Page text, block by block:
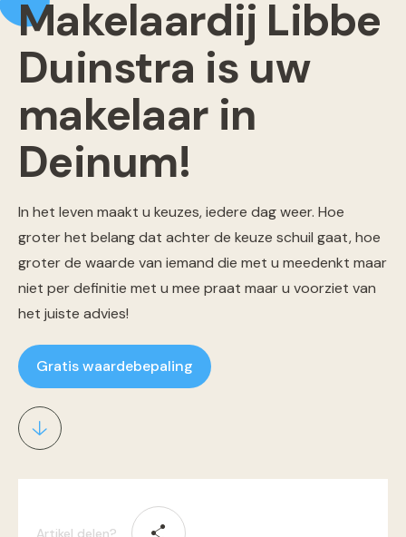
Makelaardij Libbe
Duinstra is uw
makelaar in
Deinum!
In het leven maakt u keuzes, iedere dag weer. Hoe
groter het belang dat achter de keuze schuil gaat, hoe
groter de waarde van iemand die met u meedenkt maar
niet per definitie met u mee praat maar u voorziet van
het juiste advies!
Gratis waardebepaling
Artikel delen?